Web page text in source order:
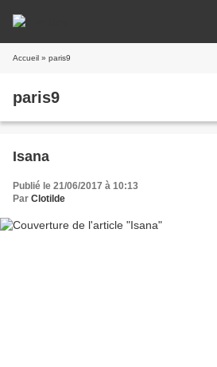
Accueil » paris9
paris9
Isana
Publié le 21/06/2017 à 10:13
Par Clotilde